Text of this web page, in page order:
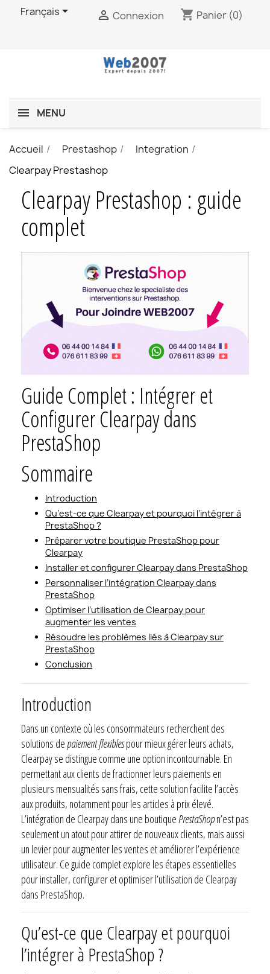
Français  Connexion shopping_cart Panier (0)
MENU
Accueil Prestashop
Integration
Clearpay Prestashop
Clearpay Prestashop : guide
complet
Guide Complet : Intégrer et
Configurer Clearpay dans
PrestaShop
Sommaire
Introduction
Qu’est-ce que Clearpay et pourquoi l’intégrer à
PrestaShop ?
Préparer votre boutique PrestaShop pour
Clearpay
Installer et configurer Clearpay dans PrestaShop
Personnaliser l’intégration Clearpay dans
PrestaShop
Optimiser l’utilisation de Clearpay pour
augmenter les ventes
Résoudre les problèmes liés à Clearpay sur
PrestaShop
Conclusion
Introduction
Dans un contexte où les consommateurs recherchent des
solutions depaiement flexiblespour mieux gérer leurs achats,
Clearpay se distingue comme une option incontournable. En
permettant aux clients de fractionner leurs paiements en
plusieurs mensualités sans frais, cette solution facilite l’accès
aux produits, notamment pour les articles à prix élevé.
L’intégration de Clearpay dans une boutiquePrestaShopn’est pas
seulement un atout pour attirer de nouveaux clients, mais aussi
un levier pour augmenter les ventes et améliorer l’expérience
utilisateur. Ce guide complet explore les étapes essentielles
pour installer, configurer et optimiser l’utilisation de Clearpay
dans PrestaShop.
Qu’est-ce que Clearpay et pourquoi
l’intégrer à PrestaShop ?